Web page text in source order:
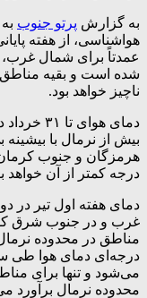
به گزارش پرتو جنوب
هواشناسی، از هفته
عمدتاً برای شمال
شده است و بقیه
ناچیز خواهد بود.
بیش از نرمال با
هرمزگان و جنوب
درجه کمتر از آن خواهد
دمای هفته اول تیر
درجه‌ای دمای هوا طی
می‌شود و تنها برای
محدوده نرمال برآورد